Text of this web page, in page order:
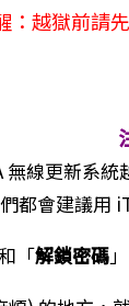
：越獄前請
無線更新系
都會建議用
「解鎖密碼